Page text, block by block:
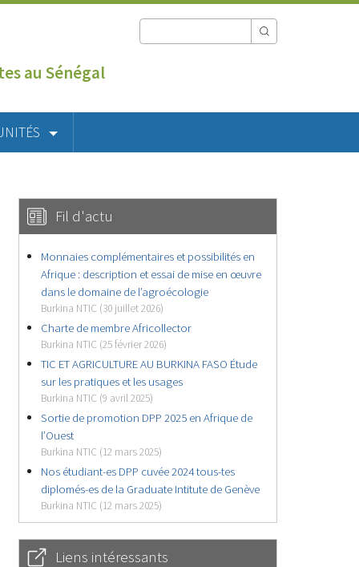
au Sénégal
Fil d'actu
Monnaies complémentaires et possibilités en
Afrique : description et essai de mise en œuvre
dans le domaine de l’agroécologie
Burkina NTIC (30 juillet 2026)
Charte de membre Africollector
Burkina NTIC (25 février 2026)
TIC ET AGRICULTURE AU BURKINA FASO Étude
sur les pratiques et les usages
Burkina NTIC (9 avril 2025)
Sortie de promotion DPP 2025 en Afrique de
l’Ouest
Burkina NTIC (12 mars 2025)
Nos étudiant-es DPP cuvée 2024 tous-tes
diplomés-es de la Graduate Intitute de Genève
Burkina NTIC (12 mars 2025)
Liens intéressants